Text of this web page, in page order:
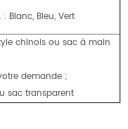
Blanc, Bleu, Vert
chinois ou sac à main
demande ;
sac transparent